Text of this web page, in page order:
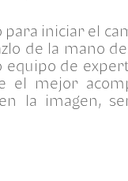
para iniciar el
de la mano
equipo de
el mejor
la imagen,